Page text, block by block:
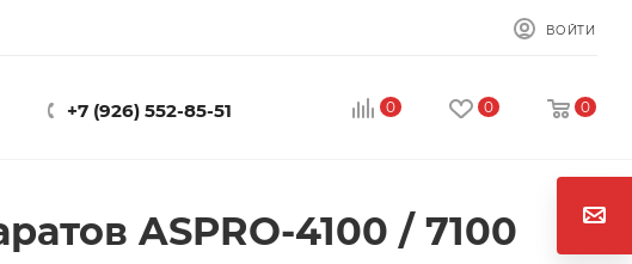
ВОЙТИ
+7 (926) 552-85-51 0 0 0
ASPRO-4100 / 7100